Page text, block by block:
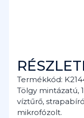
Termékkód:
Tölgy mintázatú,
víztűrő,
mikrofózolt.